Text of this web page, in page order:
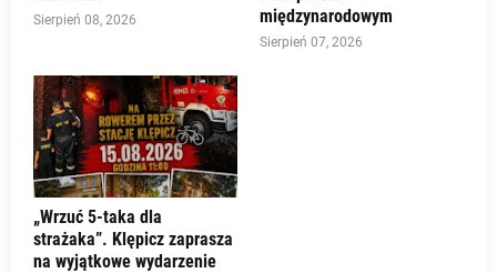
Sierpień 08, 2026
międzynarodowym
Sierpień 07, 2026
„Wrzuć 5-taka dla
strażaka”. Klępicz zaprasza
na wyjątkowe wydarzenie